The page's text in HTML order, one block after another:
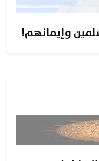
وإيمانهم!